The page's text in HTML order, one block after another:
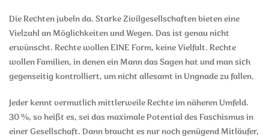
Die Rechten jubeln da. Starke Zivilgesellschaften bieten eine
Vielzahl an Möglichkeiten und Wegen. Das ist genau nicht
erwünscht. Rechte wollen EINE Form, keine Vielfalt. Rechte
wollen Familien, in denen ein Mann das Sagen hat und man sich
gegenseitig kontrolliert, um nicht allesamt in Ungnade zu fallen.
Jeder kennt vermutlich mittlerweile Rechte im näheren Umfeld.
30 %, so heißt es, sei das maximale Potential des Faschismus in
einer Gesellschaft. Dann braucht es nur noch genügend Mitläufer,